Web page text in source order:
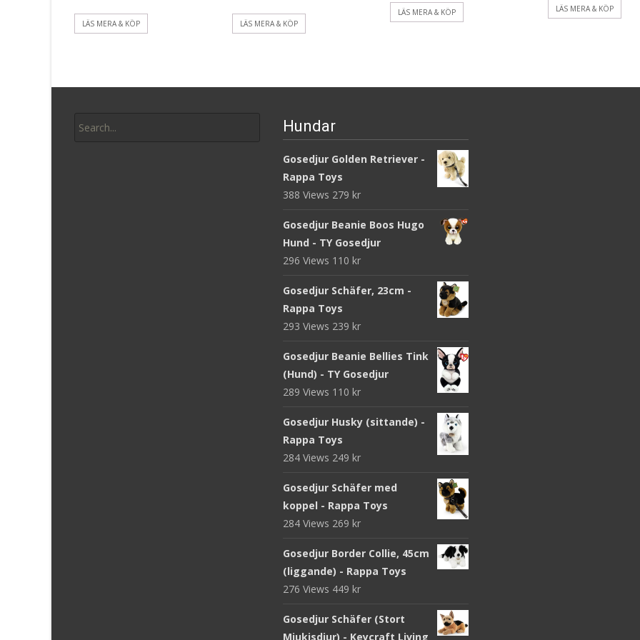
LÄS MERA & KÖP LÄS MERA & KÖP
LÄS MERA & KÖP LÄS MERA & KÖP
for:
Hundar
Gosedjur Golden Retriever -
Rappa Toys
388 Views 279 kr
Gosedjur Beanie Boos Hugo
Hund - TY Gosedjur
296 Views 110 kr
Gosedjur Schäfer, 23cm -
Rappa Toys
293 Views 239 kr
Gosedjur Beanie Bellies Tink
(Hund) - TY Gosedjur
289 Views 110 kr
Gosedjur Husky (sittande) -
Rappa Toys
284 Views 249 kr
Gosedjur Schäfer med
koppel - Rappa Toys
284 Views 269 kr
Gosedjur Border Collie, 45cm
(liggande) - Rappa Toys
276 Views 449 kr
Gosedjur Schäfer (Stort
Mjukisdjur) - Keycraft Living